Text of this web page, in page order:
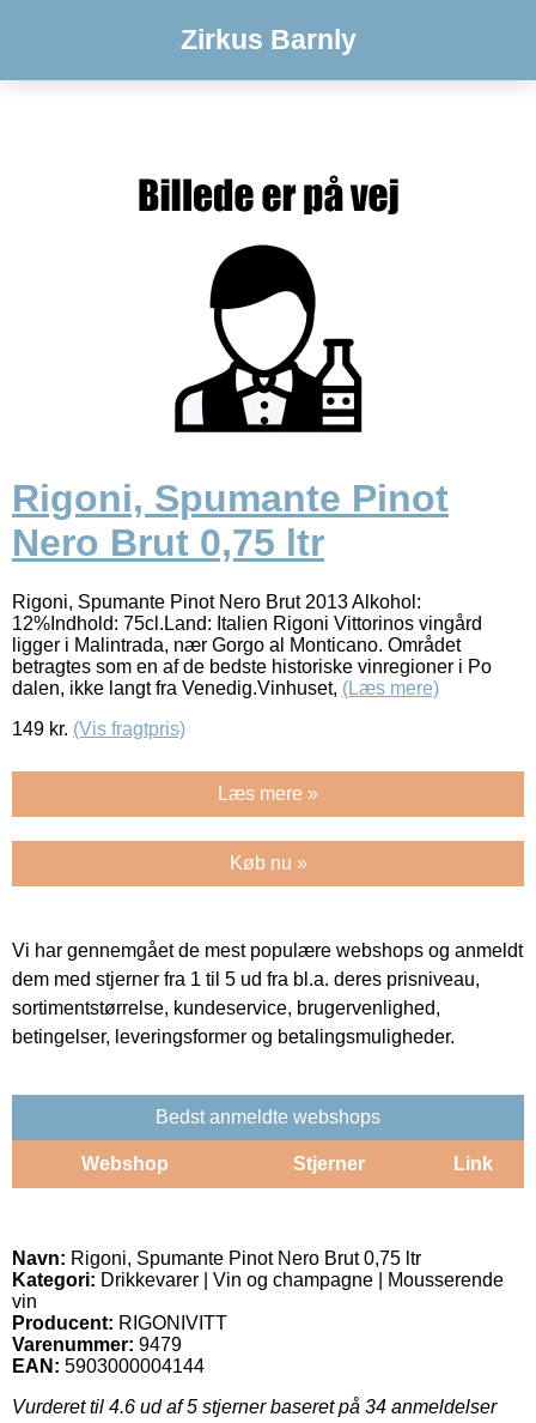
Zirkus Barnly
Rigoni, Spumante Pinot
Nero Brut 0,75 ltr
Rigoni, Spumante Pinot Nero Brut 2013 Alkohol:
12%Indhold: 75cl.Land: Italien Rigoni Vittorinos vingård
ligger i Malintrada, nær Gorgo al Monticano. Området
betragtes som en af de bedste historiske vinregioner i Po
dalen, ikke langt fra Venedig.Vinhuset, (Læs mere)
149 kr. (Vis fragtpris)
Læs mere »
Køb nu »
Vi har gennemgået de mest populære webshops og anmeldt
dem med stjerner fra 1 til 5 ud fra bl.a. deres prisniveau,
sortimentstørrelse, kundeservice, brugervenlighed,
betingelser, leveringsformer og betalingsmuligheder.
Bedst anmeldte webshops
Webshop Stjerner Link
Navn: Rigoni, Spumante Pinot Nero Brut 0,75 ltr
Kategori: Drikkevarer | Vin og champagne | Mousserende
vin
Producent: RIGONIVITT
Varenummer: 9479
EAN: 5903000004144
Vurderet til 4.6 ud af 5 stjerner baseret på 34 anmeldelser